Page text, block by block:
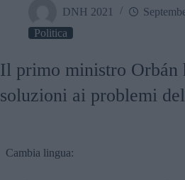
DNH 2021
Politica
Il primo ministro Orbán
soluzioni ai problemi
Cambia lingua: